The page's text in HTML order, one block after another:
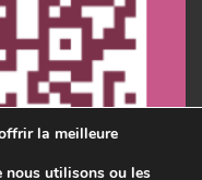
la meilleure
nous utilisons ou les